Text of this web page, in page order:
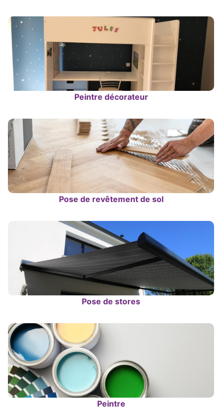
Peintre décorateur
Pose de revêtement de sol
Pose de stores
Peintre